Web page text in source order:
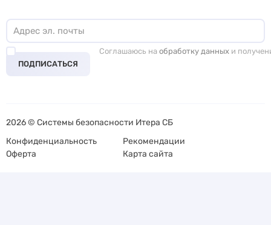
ПОДПИСАТЬСЯ
Соглашаюсь на обработку данных и
2026 © Системы безопасности Итера СБ
Конфиденциальность
Рекомендации
Оферта
Карта сайта